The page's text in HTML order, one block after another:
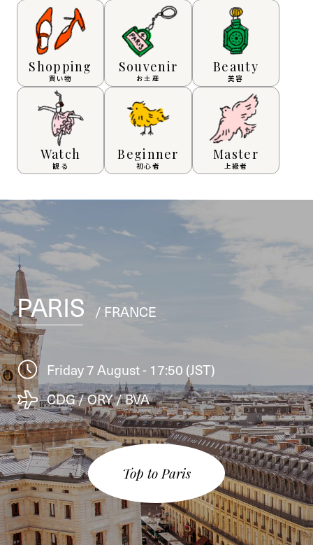
Shopping
買い物
Souvenir
お土産
Beauty
美容
Watch
観る
Beginner
初心者
Master
上級者
PARIS / FRANCE
Friday 7 August - 17:50 (JST)
CDG / ORY / BVA
Top to Paris